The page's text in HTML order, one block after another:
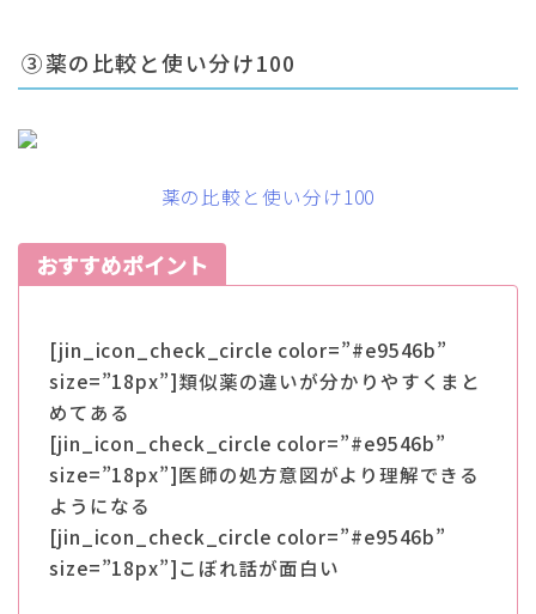
③薬の比較と使い分け100
薬の比較と使い分け100
おすすめポイント
[jin_icon_check_circle color=”#e9546b”
size=”18px”]類似薬の違いが分かりやすくまと
めてある
[jin_icon_check_circle color=”#e9546b”
size=”18px”]医師の処方意図がより理解できる
ようになる
[jin_icon_check_circle color=”#e9546b”
size=”18px”]こぼれ話が面白い